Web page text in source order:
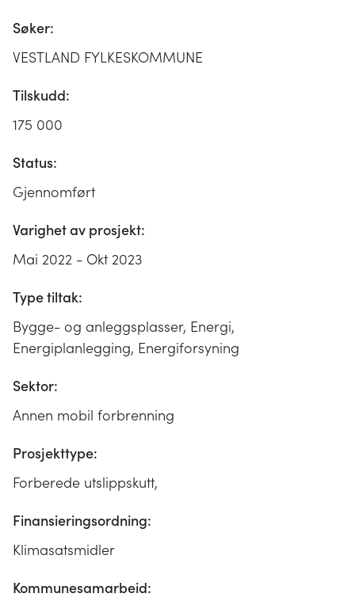
Søker:
VESTLAND FYLKESKOMMUNE
Tilskudd:
175 000
Status:
Gjennomført
Varighet av prosjekt:
Mai 2022 - Okt 2023
Type tiltak:
Bygge- og anleggsplasser, Energi,
Energiplanlegging, Energiforsyning
Sektor:
Annen mobil forbrenning
Prosjekttype:
Forberede utslippskutt,
Finansieringsordning:
Klimasatsmidler
Kommunesamarbeid: